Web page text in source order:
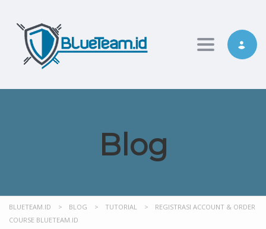
Toggle
Blog
BLUETEAM.ID > BLOG > TUTORIAL >
REGISTRASI ACCOUNT & ORDER
COURSE BLUETEAM.ID